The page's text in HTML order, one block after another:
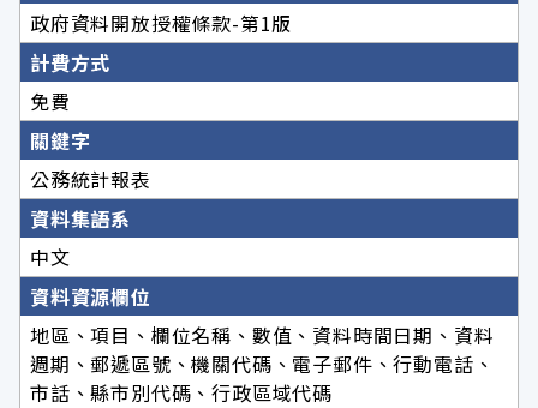
政府資料開放授權條款-第1版
計費方式
免費
關鍵字
公務統計報表
資料集語系
中文
資料資源欄位
地區、項目、欄位名稱、數值、資料時間日期、資料
週期、郵遞區號、機關代碼、電子郵件、行動電話、
市話、縣市別代碼、行政區域代碼